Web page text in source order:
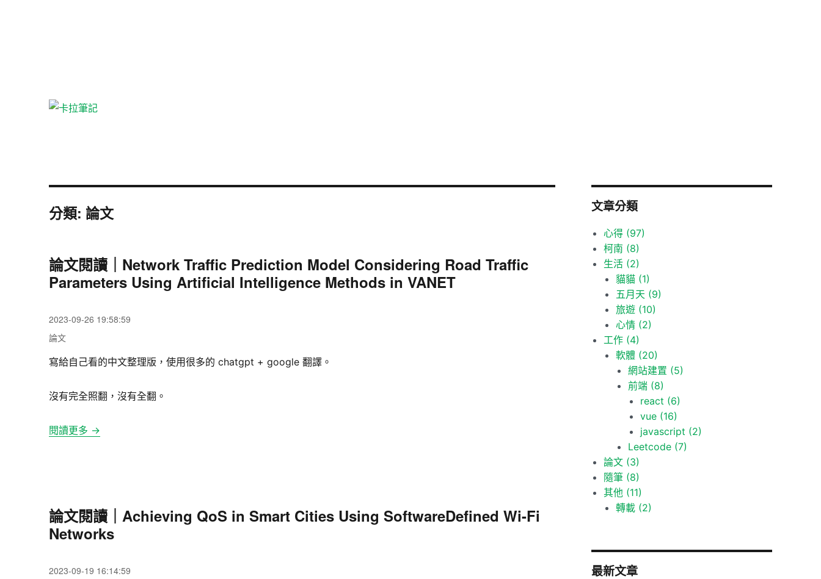
分類: 論文
論文閱讀｜Network Traffic Prediction Model Considering Road Traffic
Parameters Using Artificial Intelligence Methods in VANET
寫給自己看的中文整理版，使用很多的 chatgpt + google 翻譯。
沒有完全照翻，沒有全翻。
閱讀更多 →
發
佈
日
期:
2023-09-26 19:58:59
分
論文
論文閱讀｜Achieving QoS in Smart Cities Using SoftwareDefined Wi-Fi
Networks
發
2023-09-19 16:14:59
文章分類
心得 (97)
柯南 (8)
生活 (2)
貓貓 (1)
五月天 (9)
旅遊 (10)
心情 (2)
工作 (4)
軟體 (20)
網站建置 (5)
前端 (8)
react (6)
vue (16)
javascript (2)
Leetcode (7)
論文 (3)
隨筆 (8)
其他 (11)
轉載 (2)
最新文章